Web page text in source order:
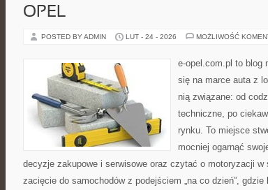
OPEL
POSTED BY ADMIN LUT - 24 - 2026 MOŻLIWOŚĆ
e-opel.com.pl to blog
się na marce auta z
nią związane: od
techniczne, po
rynku. To miejsce
mocniej ogarnąć
decyzje zakupowe i serwisowe oraz czytać o motoryzacji w
zacięcie do samochodów z podejściem „na co dzień”,